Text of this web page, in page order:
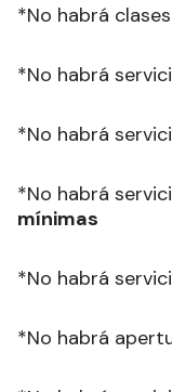
*No habrá
*No habrá
*No habrá
*No habrá
mínimas
*No habrá
*No habrá